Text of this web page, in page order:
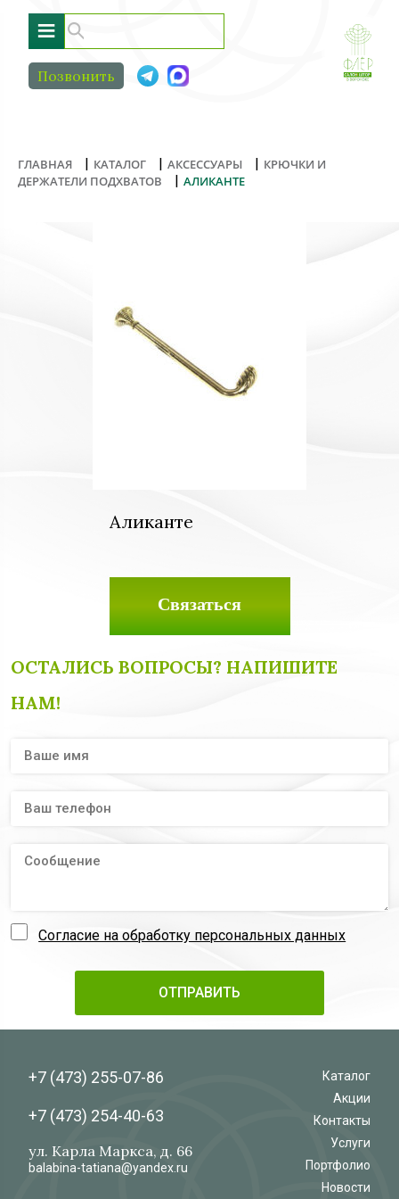
≡
Позвонить
ГЛАВНАЯ | КАТАЛОГ | АКСЕССУАРЫ | КРЮЧКИ И
ДЕРЖАТЕЛИ ПОДХВАТОВ
| АЛИКАНТЕ
Аликанте
Связаться
ОСТАЛИСЬ ВОПРОСЫ? НАПИШИТЕ
НАМ!
Согласие на обработку персональных данных
+7 (473) 255-07-86
+7 (473) 254-40-63
ул. Карла Маркса, д. 66
balabina-tatiana@yandex.ru
Каталог
Акции
Контакты
Услуги
Портфолио
Новости